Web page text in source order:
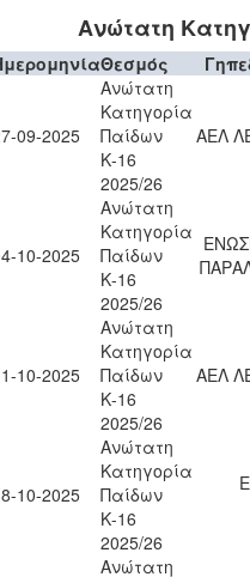
Ανώτατη
Θεσμός
09-2025
Ανώτατη
Κατηγορία
Παίδων
Κ-16
2025/26
ΑΕΛ
10-2025
Ανώτατη
Κατηγορία
Παίδων
Κ-16
2025/26
10-2025
Ανώτατη
Κατηγορία
Παίδων
Κ-16
2025/26
ΑΕΛ
10-2025
Ανώτατη
Κατηγορία
Παίδων
Κ-16
2025/26
Ανώτατη